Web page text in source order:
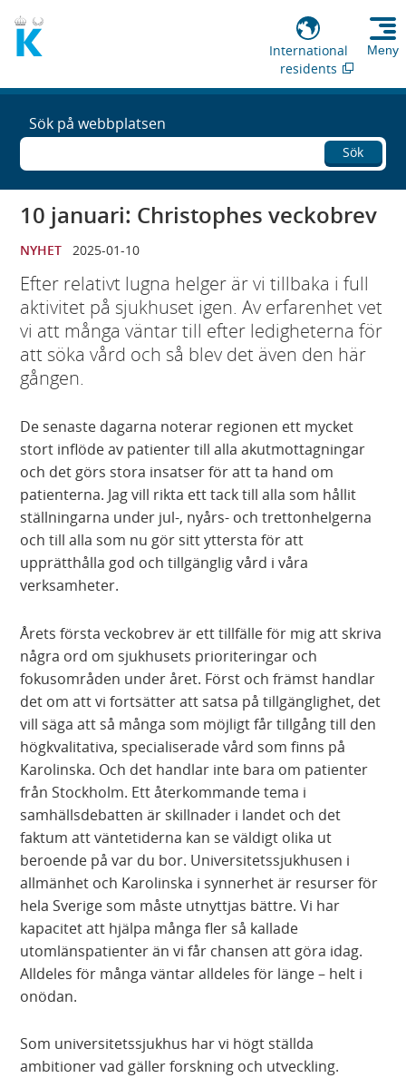
International
residents
Meny
Sök på webbplatsen
Sök
10 januari: Christophes veckobrev
NYHET 2025-01-10
Efter relativt lugna helger är vi tillbaka i full
aktivitet på sjukhuset igen. Av erfarenhet vet
vi att många väntar till efter ledigheterna för
att söka vård och så blev det även den här
gången.
De senaste dagarna noterar regionen ett mycket
stort inflöde av patienter till alla akutmottagningar
och det görs stora insatser för att ta hand om
patienterna. Jag vill rikta ett tack till alla som hållit
ställningarna under jul-, nyårs- och trettonhelgerna
och till alla som nu gör sitt yttersta för att
upprätthålla god och tillgänglig vård i våra
verksamheter.
Årets första veckobrev är ett tillfälle för mig att skriva
några ord om sjukhusets prioriteringar och
fokusområden under året. Först och främst handlar
det om att vi fortsätter att satsa på tillgänglighet, det
vill säga att så många som möjligt får tillgång till den
högkvalitativa, specialiserade vård som finns på
Karolinska. Och det handlar inte bara om patienter
från Stockholm. Ett återkommande tema i
samhällsdebatten är skillnader i landet och det
faktum att väntetiderna kan se väldigt olika ut
beroende på var du bor. Universitetssjukhusen i
allmänhet och Karolinska i synnerhet är resurser för
hela Sverige som måste utnyttjas bättre. Vi har
kapacitet att hjälpa många fler så kallade
utomlänspatienter än vi får chansen att göra idag.
Alldeles för många väntar alldeles för länge – helt i
onödan.
Som universitetssjukhus har vi högt ställda
ambitioner vad gäller forskning och utveckling.